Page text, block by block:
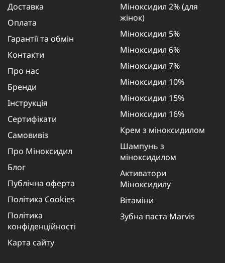
Доставка
Оплата
Гарантії та обмін
Контакти
Про нас
Бренди
Інструкція
Сертифікати
Самовивіз
Про Міноксидил
Блог
Публічна оферта
Політика Cookies
Політика
конфіденційності
Карта сайту
Міноксидил 2% (для
жінок)
Міноксидил 5%
Міноксидил 6%
Міноксидил 7%
Міноксидил 10%
Міноксидил 15%
Міноксидил 16%
Крем з міноксидилом
Шампунь з
міноксидилом
Активатори
Міноксидилу
Вітаміни
Зубна паста Marvis